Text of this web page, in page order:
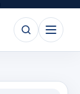
BuscarAbrir
menú